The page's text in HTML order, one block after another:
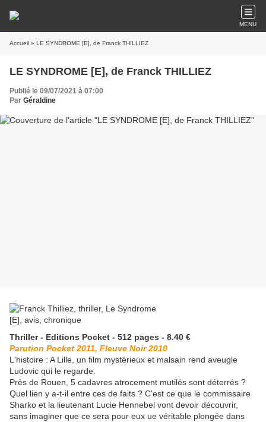
MENU
Accueil » LE SYNDROME [E], de Franck THILLIEZ
LE SYNDROME [E], de Franck THILLIEZ
Publié le 09/07/2021 à 07:00
Par Géraldine
Thriller - Editions Pocket - 512 pages - 8.40 €
Parution Pocket 2011, Fleuve Noir 2010
L'histoire : A Lille, un film mystérieux et malsain rend aveugle
Ludovic qui le regarde.
Près de Rouen, 5 cadavres atrocement mutilés sont déterrés ?
Quel lien y a-t-il entre ces de faits ? C'est ce que le commissaire
Sharko et la lieutenant Lucie Hennebel vont devoir découvrir,
sans imaginer que ce sera pour eux ue véritable plongée dans